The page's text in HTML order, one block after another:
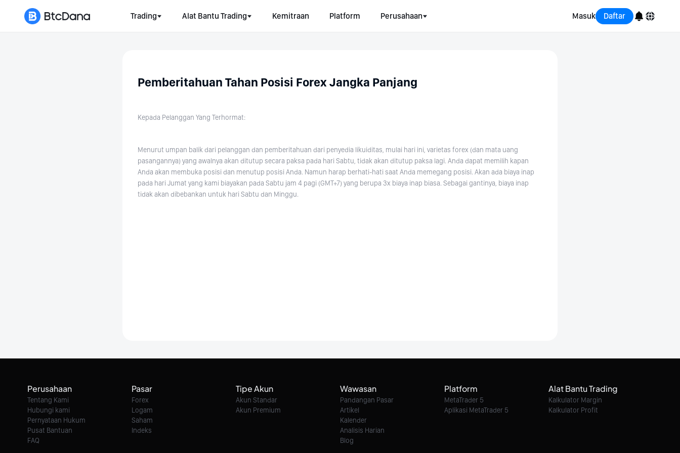
Trading Alat Bantu Trading Kemitraan Platform Perusahaan Masuk Daftar
Pemberitahuan Tahan Posisi Forex Jangka Panjang
Kepada Pelanggan Yang Terhormat:
Menurut umpan balik dari pelanggan dan pemberitahuan dari penyedia likuiditas, mulai hari ini, varietas forex (dan mata uang
pasangannya) yang awalnya akan ditutup secara paksa pada hari Sabtu, tidak akan ditutup paksa lagi. Anda dapat memilih kapan
Anda akan membuka posisi dan menutup posisi Anda. Namun harap berhati-hati saat Anda memegang posisi. Akan ada biaya inap
pada hari Jumat yang kami biayakan pada Sabtu jam 4 pagi (GMT+7) yang berupa 3x biaya inap biasa. Sebagai gantinya, biaya inap
tidak akan dibebankan untuk hari Sabtu dan Minggu.
Perusahaan
Tentang Kami
Hubungi kami
Pernyataan Hukum
Pusat Bantuan
FAQ
Pasar
Forex
Logam
Saham
Indeks
Tipe Akun
Akun Standar
Akun Premium
Wawasan
Pandangan Pasar
Artikel
Kalender
Analisis Harian
Blog
Platform
MetaTrader 5
Aplikasi MetaTrader 5
Alat Bantu Trading
Kalkulator Margin
Kalkulator Profit